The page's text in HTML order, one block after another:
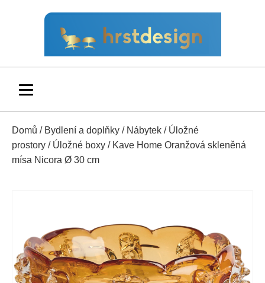
Domů / Bydlení a doplňky / Nábytek / Úložné
prostory / Úložné boxy / Kave Home Oranžová skleněná
mísa Nicora Ø 30 cm